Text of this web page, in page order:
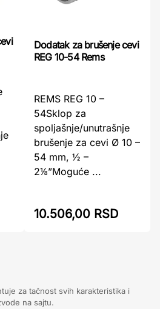
Dodatak za brušenje cevi
REG 10-54 Rems
REMS REG 10 –
54Sklop za
spoljašnje/unutrašnje
brušenje za cevi Ø 10 –
54 mm, ½ –
2⅛”Moguće ...
10.506,00 RSD
za tačnost svih karakteristika i
na sajtu.